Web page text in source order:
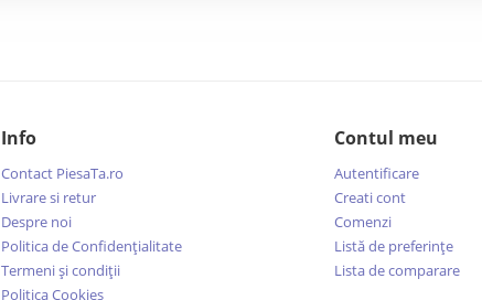
Info
Contact PiesaTa.ro
Livrare si retur
Despre noi
Politica de Confidențialitate
Termeni şi condiţii
Politica Cookies
Contul meu
Autentificare
Creati cont
Comenzi
Listă de preferințe
Lista de comparare